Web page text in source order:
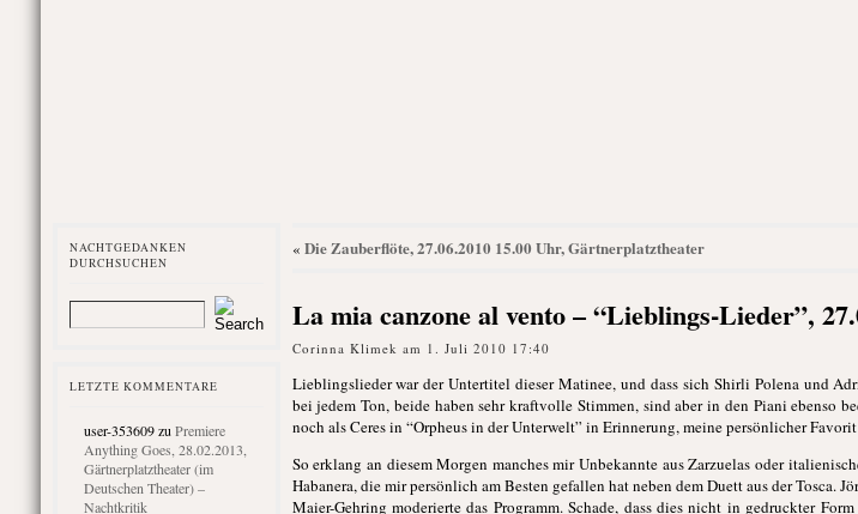
NACHTGEDANKEN
DURCHSUCHEN
LETZTE KOMMENTARE
user-353609zu Premiere
Anything Goes, 28.02.2013,
Gärtnerplatztheater (im
Deutschen Theater) –
Nachtkritik
« Die Zauberflöte, 27.06.2010 15.00 Uhr, Gärtnerplatztheater
La mia canzone al vento – “Lieblings-Lieder”,
Corinna Klimek am 1. Juli 2010 17:40
Lieblingslieder war der Untertitel dieser Matinee, und dass sich Shirli Polena und
bei jedem Ton, beide haben sehr kraftvolle Stimmen, sind aber in den Piani ebenso
noch als Ceres in “Orpheus in der Unterwelt” in Erinnerung, meine persönlicher
So erklang an diesem Morgen manches mir Unbekannte aus Zarzuelas oder
Habanera, die mir persönlich am Besten gefallen hat neben dem Duett aus der Tosca.
Maier-Gehring moderierte das Programm. Schade, dass dies nicht in gedruckter